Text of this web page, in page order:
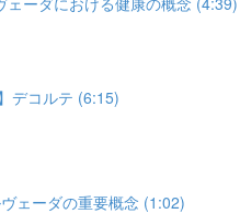
デコルテ (6:15)
ェーダの重要概念 (1:02)